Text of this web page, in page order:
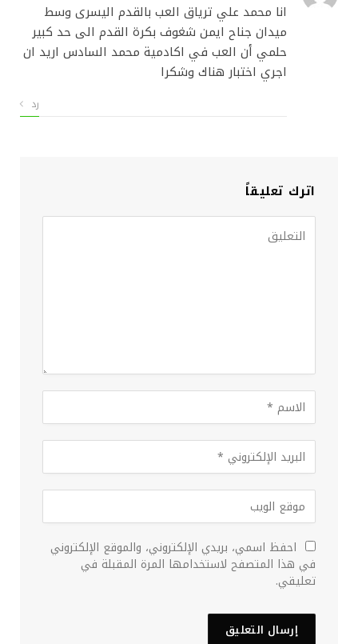
انا محمد علي ترياق العب بالقدم اليسرى وسط
ميدان جناح ايمن شغوف بكرة القدم الى حد كبير
حلمي أن العب في اكادمية محمد السادس اريد ان
اجري اختبار هناك وشكرا
رد
اترك تعليقاً
احفظ اسمي، بريدي الإلكتروني، والموقع الإلكتروني
في هذا المتصفح لاستخدامها المرة المقبلة في
تعليقي.